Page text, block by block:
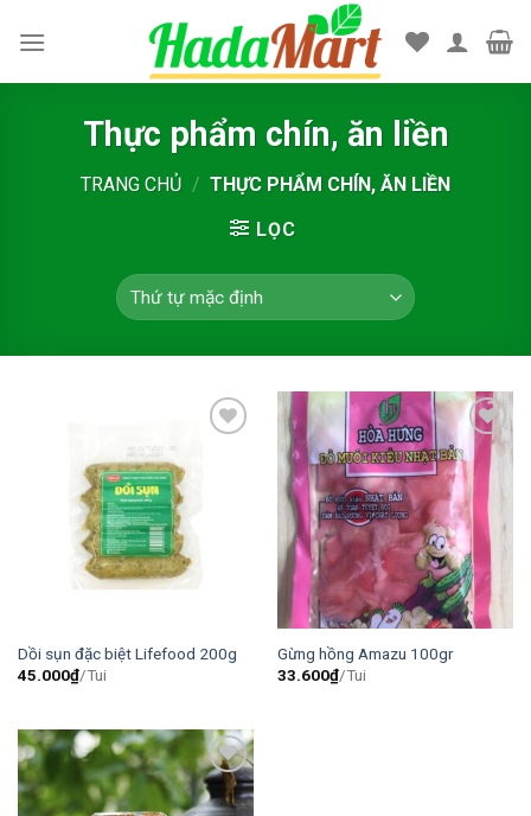
Thực phẩm chín, ăn liền
TRANG CHỦ / THỰC PHẨM CHÍN, ĂN LIỀN
LỌC
Dồi sụn đặc biệt Lifefood 200g
45.000₫/Tui
Add to
wishlist
Gừng hồng Amazu 100gr
33.600₫/Tui
Add to
wishlist